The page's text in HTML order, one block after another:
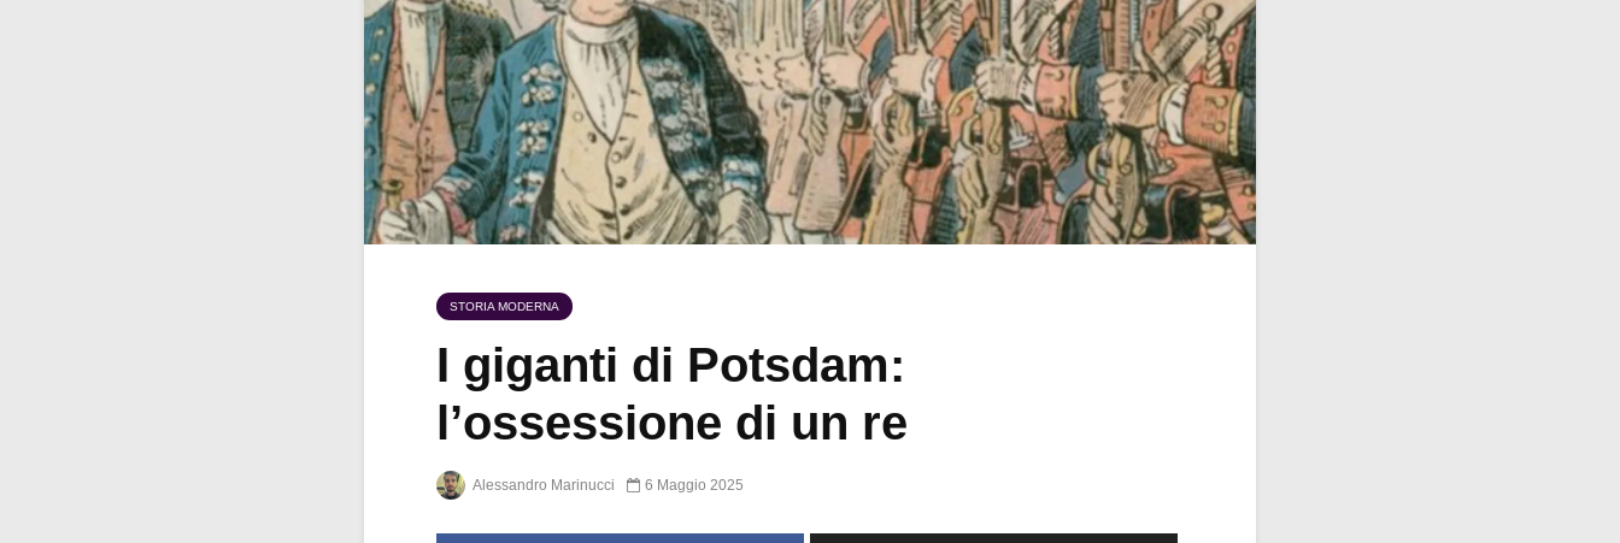
STORIA MODERNA
I giganti di Potsdam:
l’ossessione di un re
Alessandro Marinucci 6 Maggio 2025